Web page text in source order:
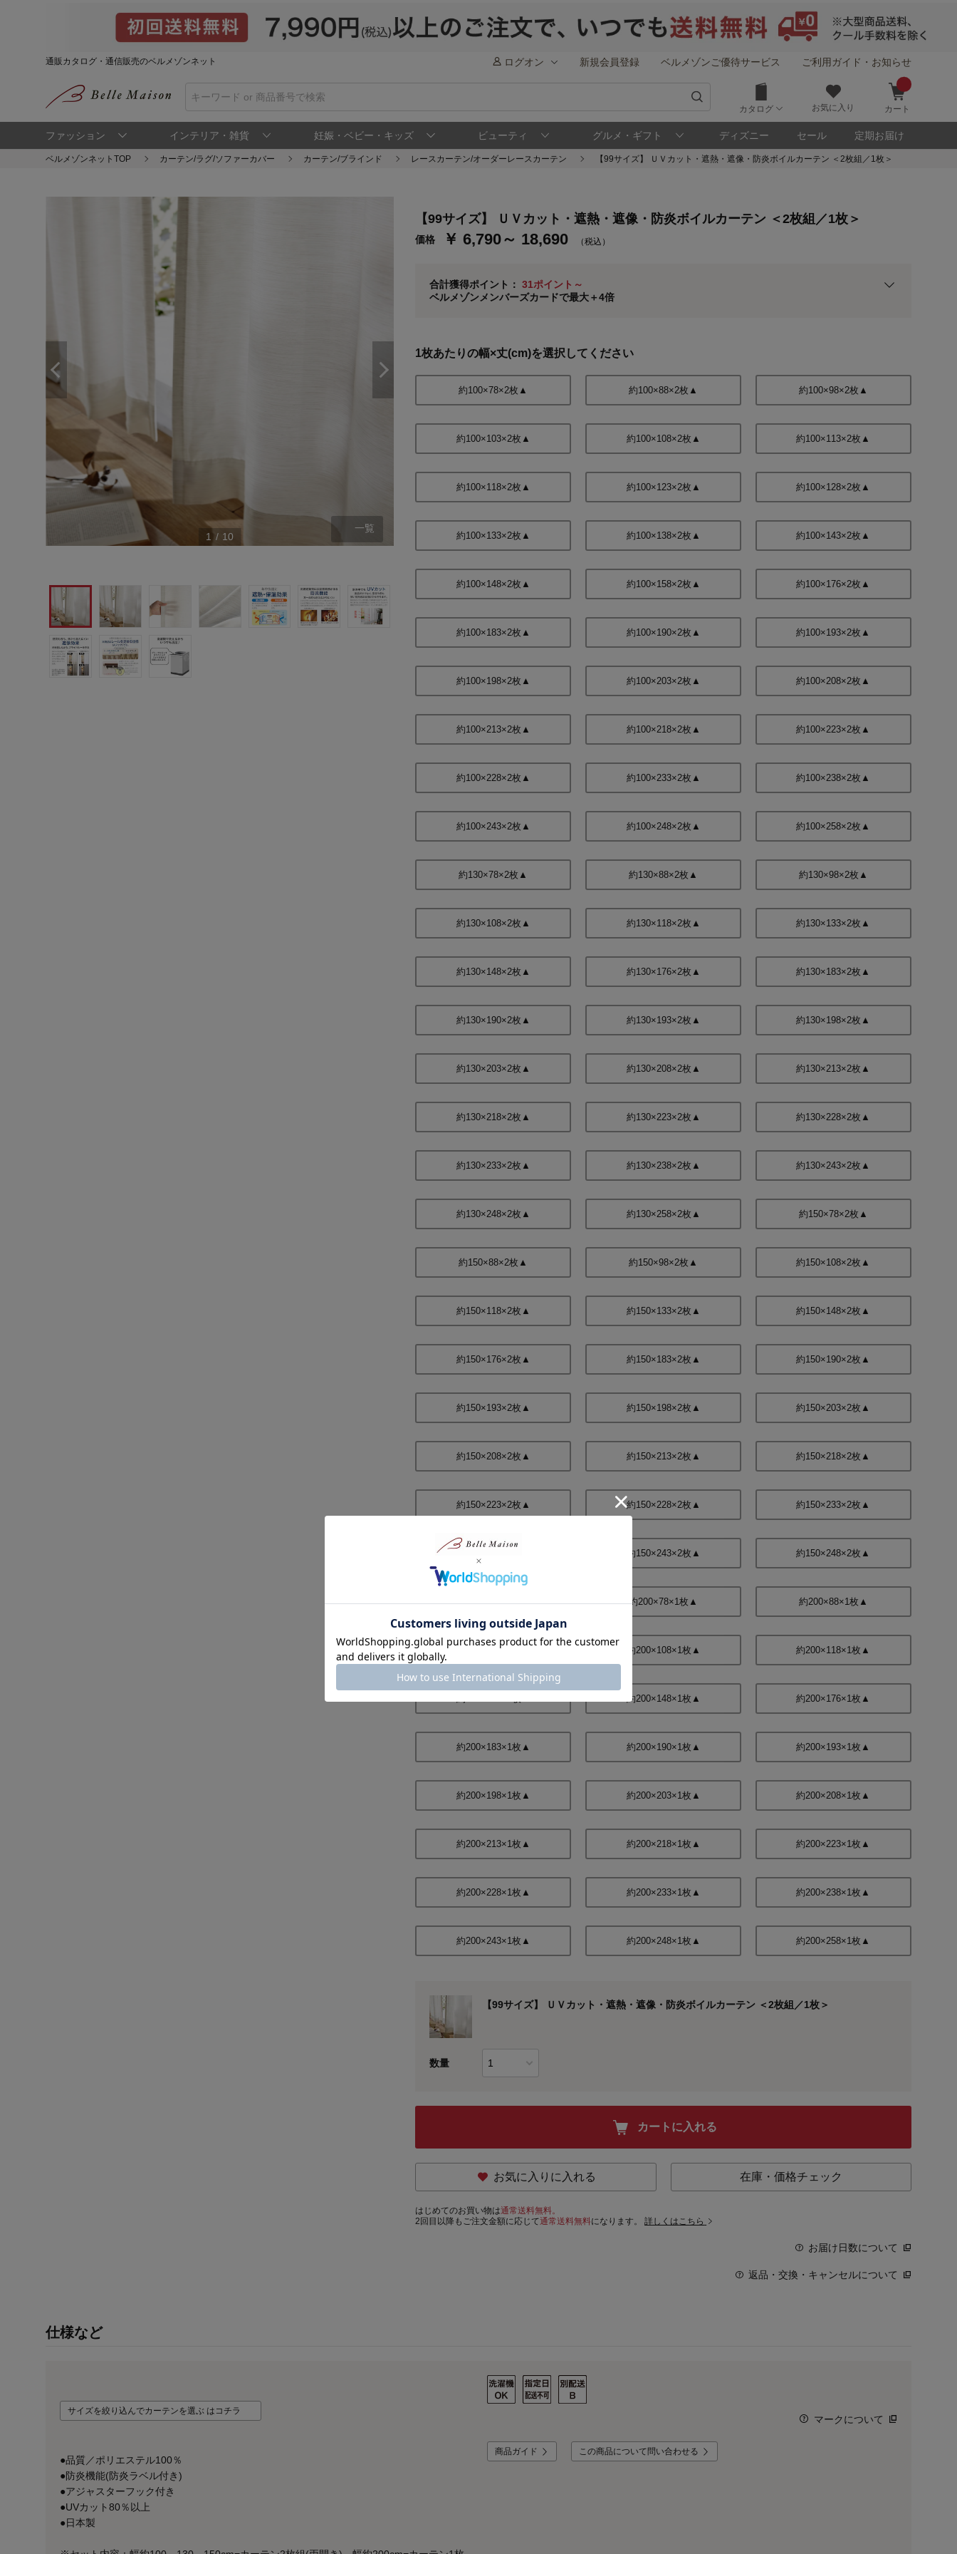
通販カタログ・通信販売のベルメゾンネット ログオン 新規会員登録 ベルメゾンご優待サービス ご利用ガイド・お知らせ
カタログ お気に入り カート
ファッション インテリア・雑貨 妊娠・ベビー・キッズ ビューティ グルメ・ギフト ディズニー セール 定期お届け
ベルメゾンネットTOP カーテン/ラグ/ソファーカバー カーテン/ブラインド レースカーテン/オーダーレースカーテン 【99サイズ】 ＵＶカット・遮熱・遮像・防炎ボイルカーテン ＜2枚組／1枚＞
1 / 10
一覧
【99サイズ】 ＵＶカット・遮熱・遮像・防炎ボイルカーテン ＜2枚組／1枚＞
価格 ￥ 6,790～ 18,690 （税込）
合計獲得ポイント：31ポイント～
ベルメゾンメンバーズカードで最大＋4倍
ベルメゾンご優待サービスについて ベルメゾン・ポイントについて
通常商品送料無料 返品引取無料（JCBのみ）
※メンバーズカードの加算ポイントはステージ倍率適用前の基本ポイントに対して適用されます。
1枚あたりの幅×丈(cm)を選択してください
約100×78×2枚▲ 約100×88×2枚▲ 約100×98×2枚▲
約100×103×2枚▲ 約100×108×2枚▲ 約100×113×2枚▲
約100×118×2枚▲ 約100×123×2枚▲ 約100×128×2枚▲
約100×133×2枚▲ 約100×138×2枚▲ 約100×143×2枚▲
約100×148×2枚▲ 約100×158×2枚▲ 約100×176×2枚▲
約100×183×2枚▲ 約100×190×2枚▲ 約100×193×2枚▲
約100×198×2枚▲ 約100×203×2枚▲ 約100×208×2枚▲
約100×213×2枚▲ 約100×218×2枚▲ 約100×223×2枚▲
約100×228×2枚▲ 約100×233×2枚▲ 約100×238×2枚▲
約100×243×2枚▲ 約100×248×2枚▲ 約100×258×2枚▲
約130×78×2枚▲ 約130×88×2枚▲ 約130×98×2枚▲
約130×108×2枚▲ 約130×118×2枚▲ 約130×133×2枚▲
約130×148×2枚▲ 約130×176×2枚▲ 約130×183×2枚▲
約130×190×2枚▲ 約130×193×2枚▲ 約130×198×2枚▲
約130×203×2枚▲ 約130×208×2枚▲ 約130×213×2枚▲
約130×218×2枚▲ 約130×223×2枚▲ 約130×228×2枚▲
約130×233×2枚▲ 約130×238×2枚▲ 約130×243×2枚▲
約130×248×2枚▲ 約130×258×2枚▲ 約150×78×2枚▲
約150×88×2枚▲ 約150×98×2枚▲ 約150×108×2枚▲
約150×118×2枚▲ 約150×133×2枚▲ 約150×148×2枚▲
約150×176×2枚▲ 約150×183×2枚▲ 約150×190×2枚▲
約150×193×2枚▲ 約150×198×2枚▲ 約150×203×2枚▲
約150×208×2枚▲ 約150×213×2枚▲ 約150×218×2枚▲
約150×223×2枚▲ 約150×228×2枚▲ 約150×233×2枚▲
約150×243×2枚▲ 約150×248×2枚▲
約150×258×2枚▲ 約200×78×1枚▲ 約200×88×1枚▲
約200×98×1枚▲ 約200×108×1枚▲ 約200×118×1枚▲
約200×148×1枚▲ 約200×176×1枚▲
約200×183×1枚▲ 約200×190×1枚▲ 約200×193×1枚▲
約200×198×1枚▲ 約200×203×1枚▲ 約200×208×1枚▲
約200×213×1枚▲ 約200×218×1枚▲ 約200×223×1枚▲
約200×228×1枚▲ 約200×233×1枚▲ 約200×238×1枚▲
約200×243×1枚▲ 約200×248×1枚▲ 約200×258×1枚▲
【99サイズ】 ＵＶカット・遮熱・遮像・防炎ボイルカーテン ＜2枚組／1枚＞
数量
カートに入れる
お気に入りに入れる 在庫・価格チェック
はじめてのお買い物は通常送料無料。
2回目以降もご注文金額に応じて通常送料無料になります。詳しくはこちら
お届け日数について
返品・交換・キャンセルについて
仕様など
サイズを絞り込んでカーテンを選ぶ はコチラ
●品質／ポリエステル100％
●防炎機能(防炎ラベル付き)
●アジャスターフック付き
●UVカット80％以上
●日本製
マークについて
商品ガイド この商品について問い合わせる